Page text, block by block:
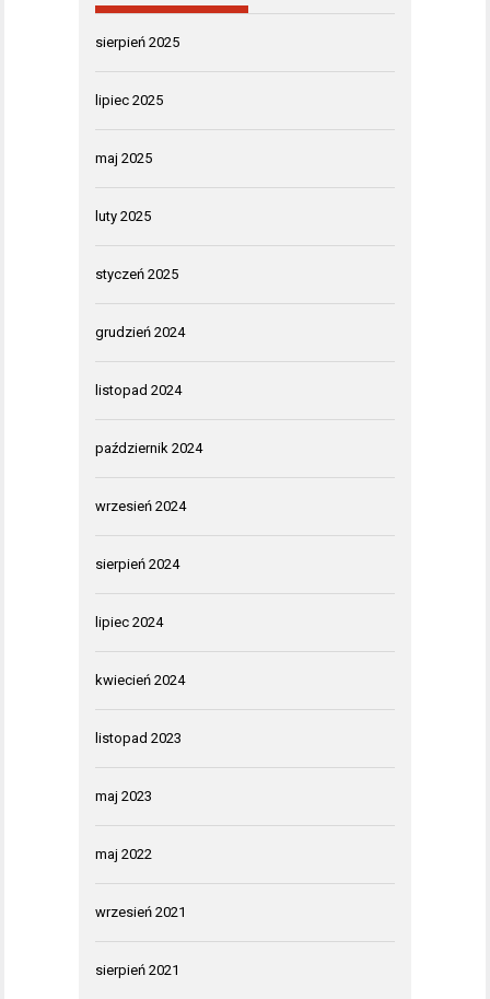
sierpień 2025
lipiec 2025
maj 2025
luty 2025
styczeń 2025
grudzień 2024
listopad 2024
październik 2024
wrzesień 2024
sierpień 2024
lipiec 2024
kwiecień 2024
listopad 2023
maj 2023
maj 2022
wrzesień 2021
sierpień 2021